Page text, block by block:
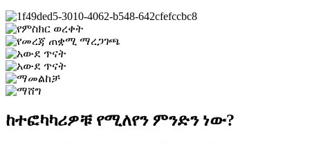
ከተፎካካሪዎቹ የሚለየን ምንድን ነው?